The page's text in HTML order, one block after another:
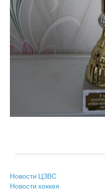
Новости ЦЗВС
Новости хоккея